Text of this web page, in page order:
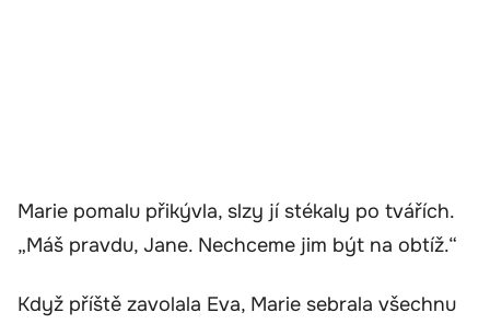
Marie pomalu přikývla, slzy jí stékaly po tvářích.
„Máš pravdu, Jane. Nechceme jim být na obtíž.“
Když příště zavolala Eva, Marie sebrala všechnu